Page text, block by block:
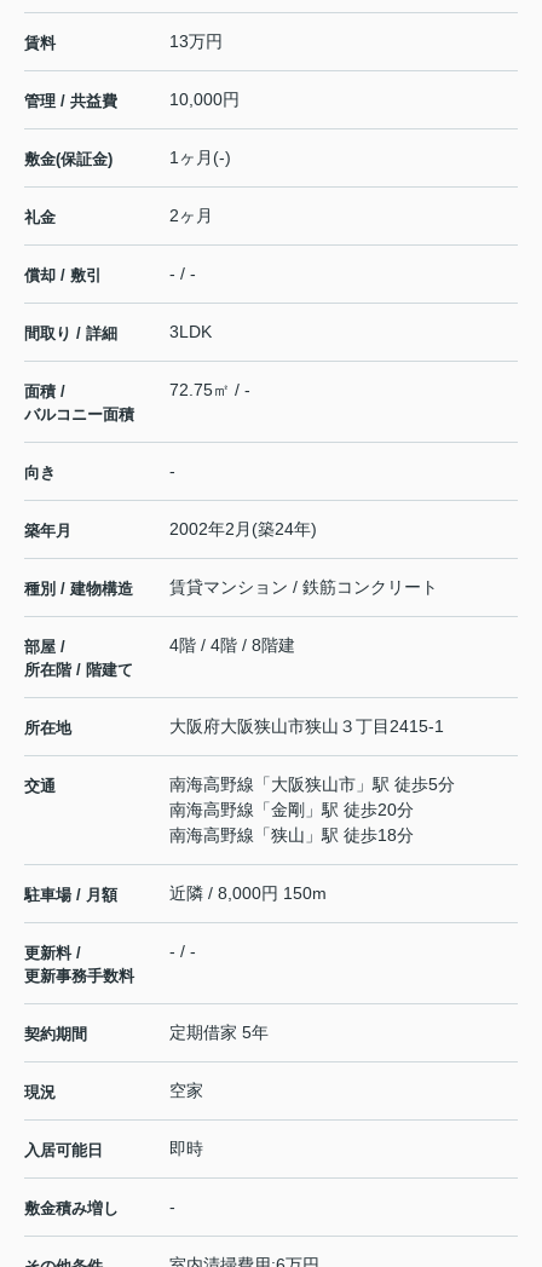
賃料 13万円
管理 / 共益費 10,000円
敷金(保証金) 1ヶ月(-)
礼金 2ヶ月
償却 / 敷引 - / -
間取り / 詳細 3LDK
面積 /
バルコニー面積
72.75㎡ / -
向き -
築年月 2002年2月(築24年)
種別 / 建物構造 賃貸マンション / 鉄筋コンクリート
部屋 /
所在階 / 階建て
4階 / 4階 / 8階建
所在地 大阪府大阪狭山市狭山 ３丁目2415-1
交通 南海高野線 「大阪狭山市 」駅 徒歩5分
南海高野線 「金剛 」駅 徒歩20分
南海高野線 「狭山 」駅 徒歩18分
駐車場 / 月額 近隣 / 8,000円 150m
更新料 /
更新事務手数料
- / -
契約期間 定期借家 5年
現況 空家
入居可能日 即時
敷金積み増し -